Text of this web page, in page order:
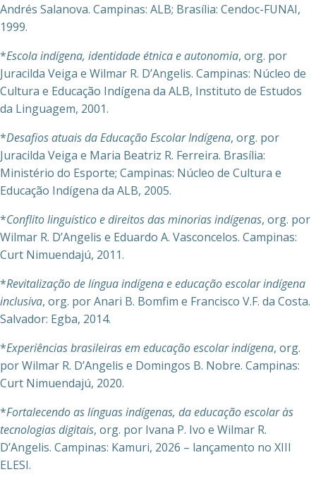
Andrés Salanova. Campinas: ALB; Brasília: Cendoc-FUNAI,
1999.
*Escola indígena, identidade étnica e autonomia, org. por
Juracilda Veiga e Wilmar R. D’Angelis. Campinas: Núcleo de
Cultura e Educação Indígena da ALB, Instituto de Estudos
da Linguagem, 2001.
*Desafios atuais da Educação Escolar Indígena, org. por
Juracilda Veiga e Maria Beatriz R. Ferreira. Brasília:
Ministério do Esporte; Campinas: Núcleo de Cultura e
Educação Indígena da ALB, 2005.
*Conflito linguístico e direitos das minorias indígenas, org. por
Wilmar R. D’Angelis e Eduardo A. Vasconcelos. Campinas:
Curt Nimuendajú, 2011.
*Revitalização de língua indígena e educação escolar indígena
inclusiva, org. por Anari B. Bomfim e Francisco V.F. da Costa.
Salvador: Egba, 2014.
*Experiências brasileiras em educação escolar indígena, org.
por Wilmar R. D’Angelis e Domingos B. Nobre. Campinas:
Curt Nimuendajú, 2020.
*Fortalecendo as línguas indígenas, da educação escolar às
tecnologias digitais, org. por Ivana P. Ivo e Wilmar R.
D’Angelis. Campinas: Kamuri, 2026 – lançamento no XIII
ELESI.